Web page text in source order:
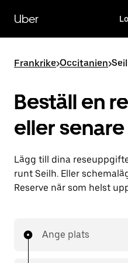
huvudinnehållet
Uber
Frankrike>Occitanien>
Beställ en
eller senare
Lägg till dina
runt Seilh. Eller
Reserve när som helst
Ange plats